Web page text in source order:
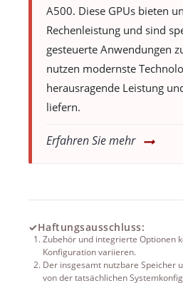
A500. Diese GPUs bieten
Rechenleistung und sind
gesteuerte Anwendungen
nutzen modernste
herausragende Leistung
liefern.
Erfahren Sie mehr
✓Haftungsausschluss:
Zubehör und integrierte Optionen
Konfiguration variieren.
Der insgesamt nutzbare Speicher
von der tatsächlichen